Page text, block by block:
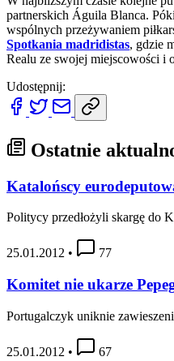
partnerskich Águila Blanca.
wspólnych przeżywaniem
Spotkania madridistas, gdzie
Realu ze swojej miejscowości i
Udostępnij:
Ostatnie
Katalońscy
Politycy przedłożyli skargę do
25.01.2012 • 77
Komitet nie ukarze
Portugalczyk uniknie
25.01.2012 • 67